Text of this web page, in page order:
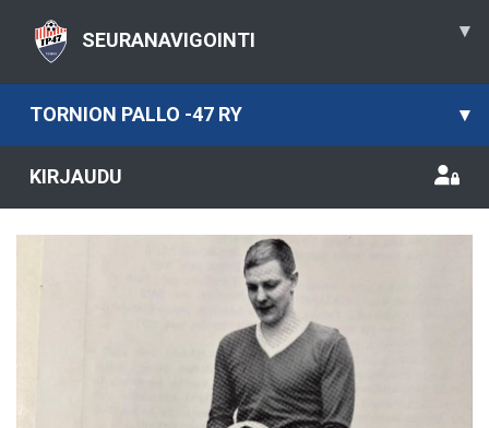
SEURANAVIGOINTI ▾
TORNION PALLO -47 RY ▾
KIRJAUDU